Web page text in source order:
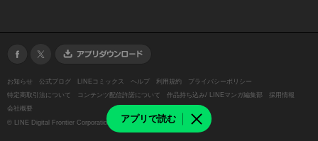
アプリで読む
お知らせ 公式ブログ LINEコミックス ヘルプ 利用規約
プライバシーポリシー
特定商取引法について
コンテンツ配信許諾について 作品持ち込み/ LINEマンガ編集部
採用情報
会社概要
© LINE Digital Frontier Corporation